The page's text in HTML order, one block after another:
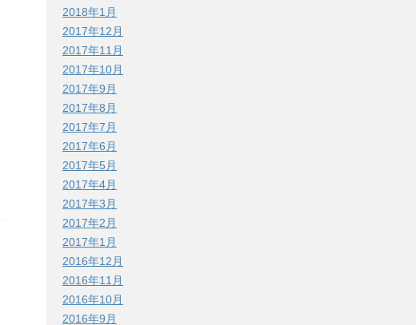
2018年1月
2017年12月
2017年11月
2017年10月
2017年9月
2017年8月
2017年7月
2017年6月
2017年5月
2017年4月
2017年3月
2017年2月
2017年1月
2016年12月
2016年11月
2016年10月
2016年9月